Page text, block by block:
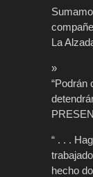
La
»
“Podrán
“ . . .
hecho